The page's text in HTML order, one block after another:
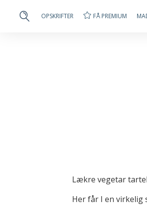
OPSKRIFTER FÅ PREMIUM
Lækre vegetar
Her får I en virkelig